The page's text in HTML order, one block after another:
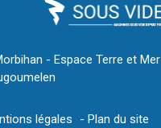
- Espace Terre et Mer
légales
Plan du site